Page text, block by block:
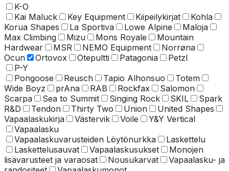
K-O
Kai Maluck
Key Equipment Kiipeilykirjat
Kohla
Korua Shapes
La Sportiva Lowe Alpine
Maloja
Max Climbing
Mizu Mons Royale
Mountain
Hardwear
MSR NEMO Equipment
Norrøna
Ocun
Ortovox Otepultti Patagonia
Petzl
P-Y
Pongoose
Reusch Tapio Alhonsuo
Totem
Wide Boyz
prAna RAB Rockfax
Salomon
Scarpa
Sea to Summit Singing Rock SKIL
Spark
R&D
Tendon Thirty Two Union
United Shapes
Vapaalaskukirja
Västervik Voile
Y&Y Vertical
Vapaalasku
Vapaalaskuvarusteiden Löytönurkka
Laskettelu
Laskettelusauvat
Vapaalaskusukset
Monojen
lisävarusteet ja varaosat
Nousukarvat
Vapaalasku- ja